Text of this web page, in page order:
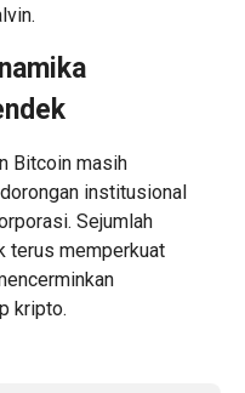
Bitcoin masih
institusional
Sejumlah
terus memperkuat
kripto.